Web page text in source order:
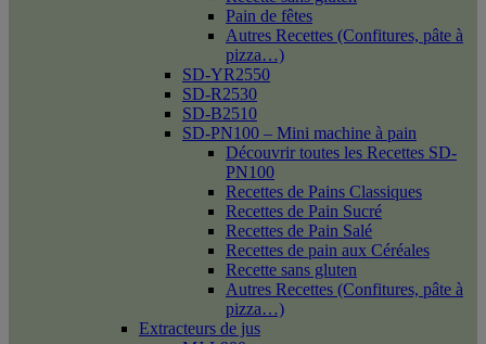
Pain de fêtes
Autres Recettes (Confitures, pâte à
pizza…)
SD-YR2550
SD-R2530
SD-B2510
SD-PN100 – Mini machine à pain
Découvrir toutes les Recettes SD-
PN100
Recettes de Pains Classiques
Recettes de Pain Sucré
Recettes de Pain Salé
Recettes de pain aux Céréales
Recette sans gluten
Autres Recettes (Confitures, pâte à
pizza…)
Extracteurs de jus